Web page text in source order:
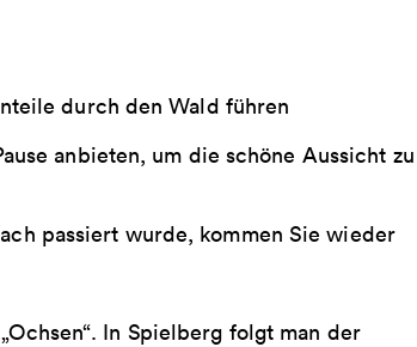
durch den Wald führen
anbieten, um die schöne Aussicht zu
passiert wurde, kommen Sie wieder
In Spielberg folgt man der